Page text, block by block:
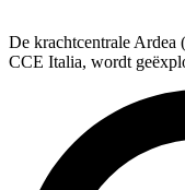
De krachtcentrale
CCE Italia, wordt